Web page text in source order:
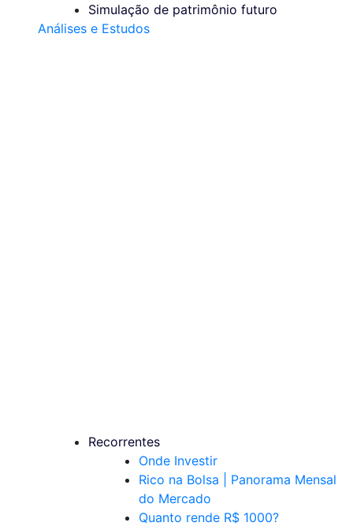
Simulação de patrimônio futuro
Análises e Estudos
Recorrentes
Onde Investir
Rico na Bolsa | Panorama Mensal
do Mercado
Quanto rende R$ 1000?